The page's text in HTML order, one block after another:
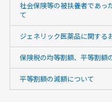
社会保険等の被扶養者であっ
て
ジェネリック医薬品に関する
保険税の均等割額、平等割額
平等割額の減額について